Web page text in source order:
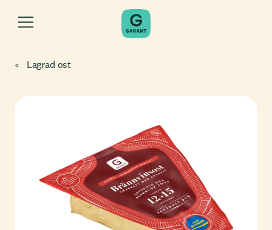
Lagrad ost